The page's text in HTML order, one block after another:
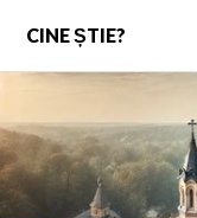
content
CINE ȘTIE?